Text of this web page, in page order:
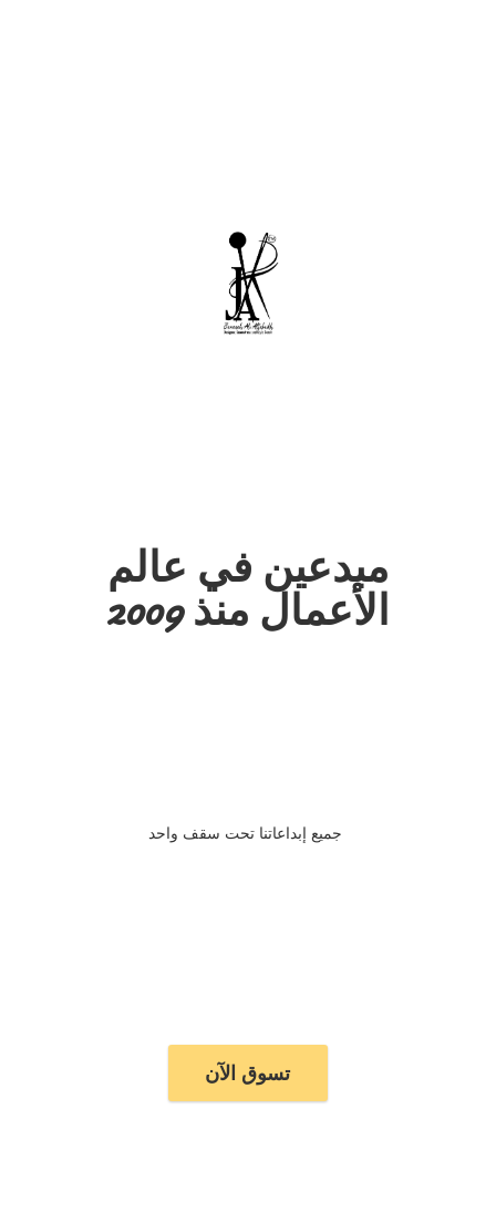
مبدعين في عالم
الأعمال منذ 2009
تسوق الآن